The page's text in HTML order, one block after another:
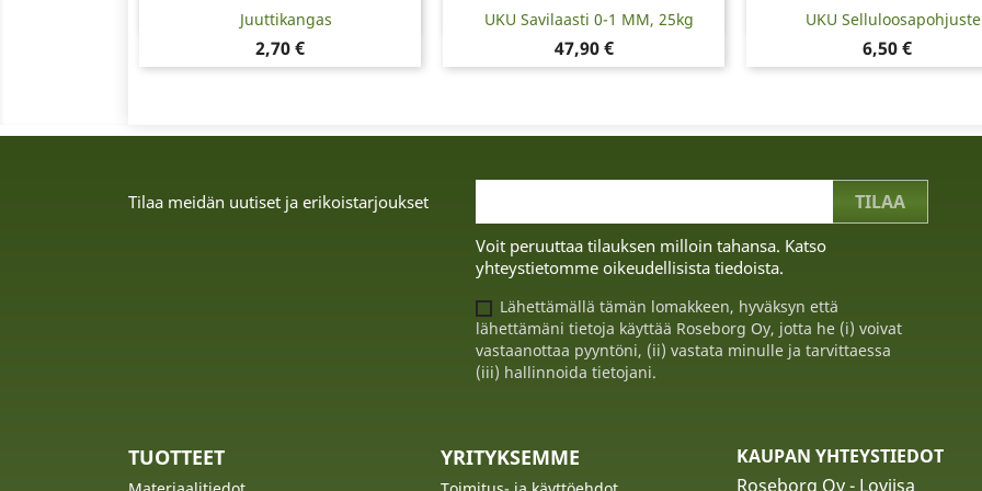
Juuttikangas
Hinta
2,70 €
Pikakatselu UKU Savilaasti 0-1 MM, 25kg
Hinta
47,90 €
Pikakatselu UKU Selluloosapohjuste
Hinta
6,50 €
Pikakatselu
Tilaa meidän uutiset ja erikoistarjoukset
Voit peruuttaa tilauksen milloin tahansa. Katso
yhteystietomme oikeudellisista tiedoista.
Lähettämällä tämän lomakkeen, hyväksyn että
lähettämäni tietoja käyttää Roseborg Oy, jotta he (i) voivat
vastaanottaa pyyntöni, (ii) vastata minulle ja tarvittaessa
(iii) hallinnoida tietojani.
TUOTTEET YRITYKSEMME
KAUPAN YHTEYSTIEDOT
Roseborg Oy - Loviisa